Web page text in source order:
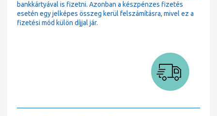
bankkártyával is fizetni. Azonban a készpénzes fizetés
esetén egy jelképes összeg kerül felszámításra, mivel ez a
fizetési mód külön díjjal jár.